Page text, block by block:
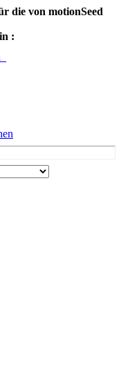
die von motionSeed
: